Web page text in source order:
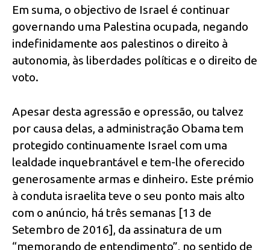
Em suma, o objectivo de Israel é continuar
governando uma Palestina ocupada, negando
indefinidamente aos palestinos o direito à
autonomia, às liberdades políticas e o direito de
voto.
Apesar desta agressão e opressão, ou talvez
por causa delas, a administração Obama tem
protegido continuamente Israel com uma
lealdade inquebrantável e tem-lhe oferecido
generosamente armas e dinheiro. Este prémio
à conduta israelita teve o seu ponto mais alto
com o anúncio, há três semanas [13 de
Setembro de 2016], da assinatura de um
“memorando de entendimento”, no sentido de